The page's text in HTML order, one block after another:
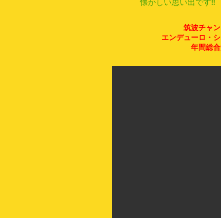
懐かしい思い出です!!
筑波チャン
エンデューロ・
年間総合